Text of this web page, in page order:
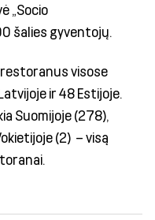
„Socio
šalies gyventojų.
visose
ir 48 Estijoje.
Suomijoje (278),
(2) – visą